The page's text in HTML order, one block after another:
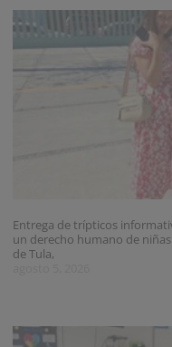
Entrega de trípticos
un derecho humano de
de Tula,